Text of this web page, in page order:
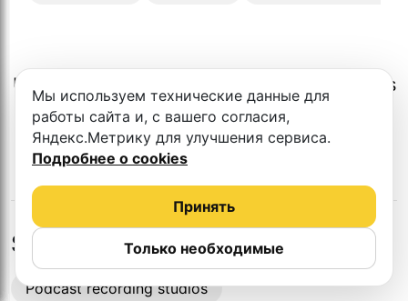
Unfortunately, there is no such studio in this
city.
Studios in nearby cities
Podcast recording studios
Мы используем технические данные для
работы сайта и, с вашего согласия,
Яндекс.Метрику для улучшения сервиса.
Подробнее о cookies
Только необходимые
Принять